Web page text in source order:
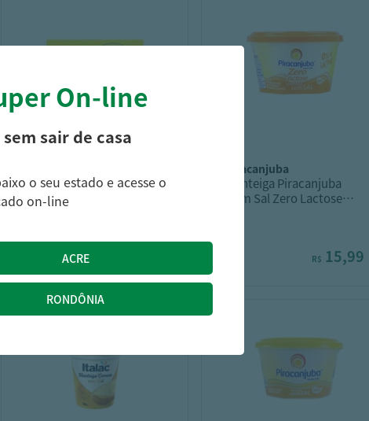
Manteiga Aviação Sem
Sal Tablete 200G
piracanjuba
Manteiga Piracanjuba
Com Sal Zero Lactose
R$ 15,99
On-line
sair de casa
o seu estado e acesse o
on-line